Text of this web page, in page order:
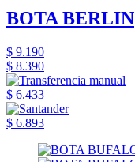
BOTA BERLIN
$ 9.190
$ 8.390
$ 6.433
$ 6.893